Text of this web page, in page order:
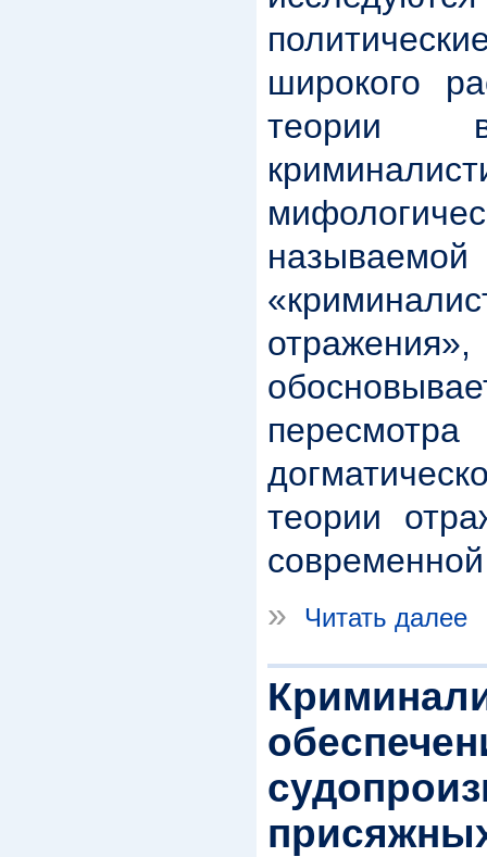
широкого
теории в
называемой
теории
»
Читать далее